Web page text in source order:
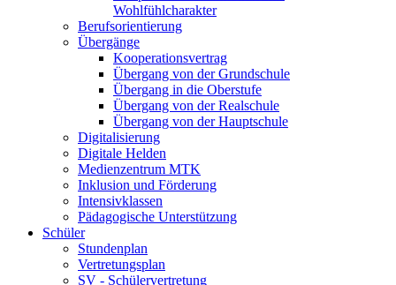
Wohlfühlcharakter
Berufsorientierung
Übergänge
Kooperationsvertrag
Übergang von der Grundschule
Übergang in die Oberstufe
Übergang von der Realschule
Übergang von der Hauptschule
Digitalisierung
Digitale Helden
Medienzentrum MTK
Inklusion und Förderung
Intensivklassen
Pädagogische Unterstützung
Schüler
Stundenplan
Vertretungsplan
SV - Schülervertretung